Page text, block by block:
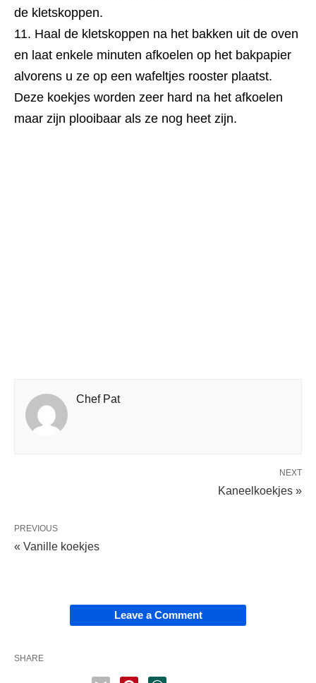
de kletskoppen.
Haal de kletskoppen na het bakken uit de oven
en laat enkele minuten afkoelen op het bakpapier
alvorens u ze op een wafeltjes rooster plaatst.
Deze koekjes worden zeer hard na het afkoelen
maar zijn plooibaar als ze nog heet zijn.
Chef Pat
NEXT
Kaneelkoekjes »
PREVIOUS
« Vanille koekjes
Leave a Comment
SHARE